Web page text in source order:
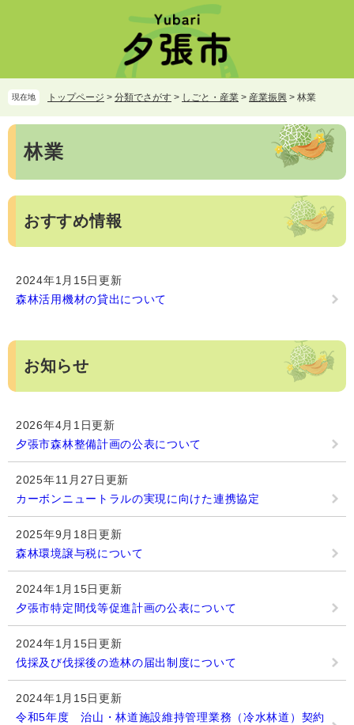
頭
で
す。
飛
ば
し
文
現在地 トップページ > 分類でさがす > しごと・産業 > 産業振興 > 林業
本
林業
おすすめ情報
2024年1月15日更新
森林活用機材の貸出について
お知らせ
2026年4月1日更新
夕張市森林整備計画の公表について
2025年11月27日更新
カーボンニュートラルの実現に向けた連携協定
2025年9月18日更新
森林環境譲与税について
2024年1月15日更新
夕張市特定間伐等促進計画の公表について
2024年1月15日更新
伐採及び伐採後の造林の届出制度について
2024年1月15日更新
令和5年度 治山・林道施設維持管理業務（冷水林道）契約